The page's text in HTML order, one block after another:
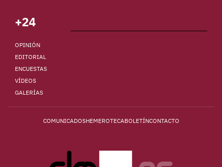
+24
OPINIÓN
EDITORIAL
ENCUESTAS
VÍDEOS
GALERÍAS
COMUNICADOSHEMEROTECABOLETÍNCONTACTO